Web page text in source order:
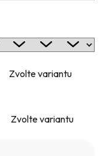
Zvolte variantu
Zvolte variantu